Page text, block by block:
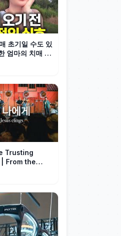
초기일 수도 있
엄마의 치매 조
| The Trusting
From the